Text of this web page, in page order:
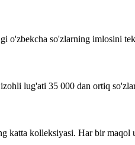
o'zbekcha so'zlarning imlosini
lug'ati 35 000 dan ortiq
katta kolleksiyasi. Har bir maqol